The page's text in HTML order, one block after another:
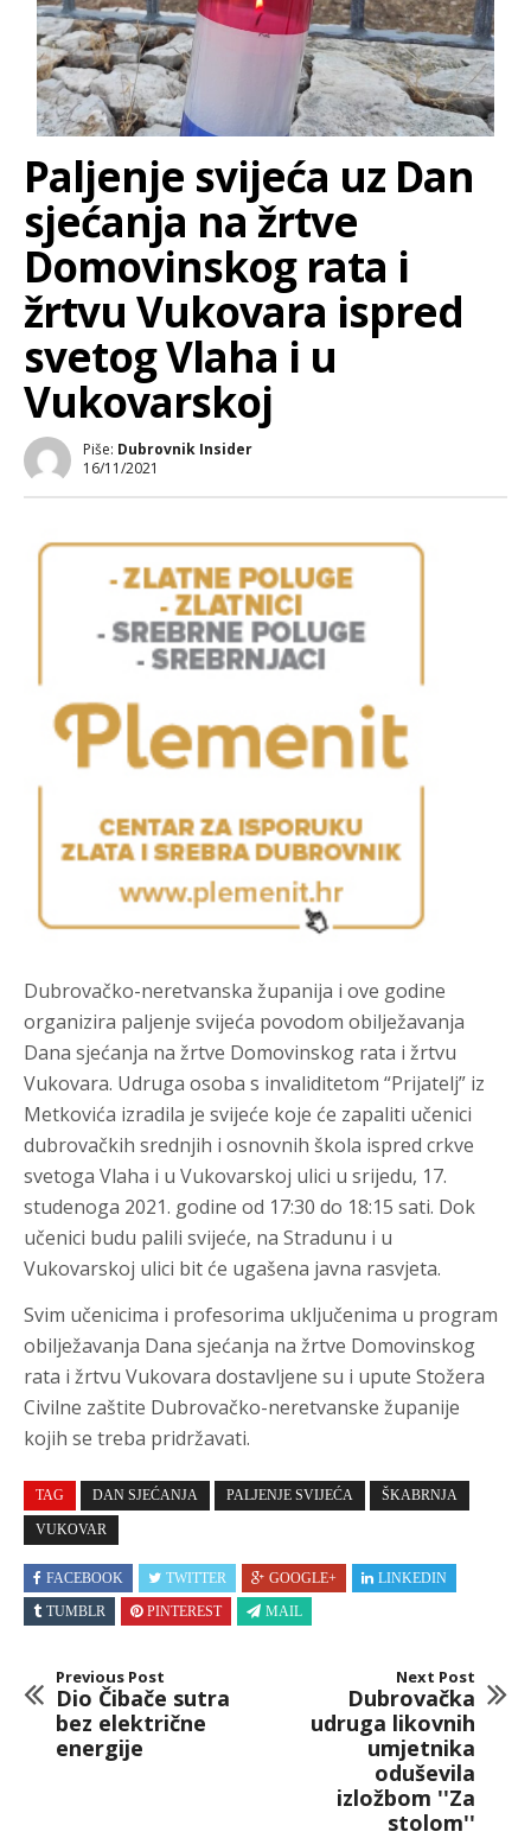
Paljenje svijeća uz Dan
sjećanja na žrtve
Domovinskog rata i
žrtvu Vukovara ispred
svetog Vlaha i u
Vukovarskoj
Piše: Dubrovnik Insider
16/11/2021
Dubrovačko-neretvanska županija i ove godine
organizira paljenje svijeća povodom obilježavanja
Dana sjećanja na žrtve Domovinskog rata i žrtvu
Vukovara. Udruga osoba s invaliditetom “Prijatelj” iz
Metkovića izradila je svijeće koje će zapaliti učenici
dubrovačkih srednjih i osnovnih škola ispred crkve
svetoga Vlaha i u Vukovarskoj ulici u srijedu, 17.
studenoga 2021. godine od 17:30 do 18:15 sati. Dok
učenici budu palili svijeće, na Stradunu i u
Vukovarskoj ulici bit će ugašena javna rasvjeta.
Svim učenicima i profesorima uključenima u program
obilježavanja Dana sjećanja na žrtve Domovinskog
rata i žrtvu Vukovara dostavljene su i upute Stožera
Civilne zaštite Dubrovačko-neretvanske županije
kojih se treba pridržavati.
TAG DAN SJEĆANJA PALJENJE SVIJEĆA ŠKABRNJA
VUKOVAR
FACEBOOK TWITTER GOOGLE+
LINKEDIN
TUMBLR
PINTEREST MAIL
Previous Post
Dio Čibače sutra
bez električne
energije
Next Post
Dubrovačka
udruga likovnih
umjetnika
oduševila
izložbom ''Za
stolom''